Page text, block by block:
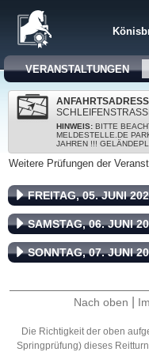
VERANSTALTUNGEN
HINWEIS: BITTE
MELDESTELLE.DE
JAHREN !!!
Weitere Prüfungen der
FREITAG, 05. JUNI
SAMSTAG, 06. JUNI
SONNTAG, 07. JUNI
Nach oben
Die Richtigkeit der oben
Springprüfung) dieses